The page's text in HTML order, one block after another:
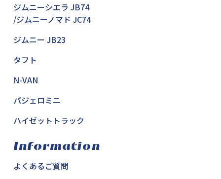
ジムニーシエラ JB74
/ジムニーノマド JC74
ジムニー JB23
タフト
N-VAN
パジェロミニ
ハイゼットトラック
Information
よくあるご質問